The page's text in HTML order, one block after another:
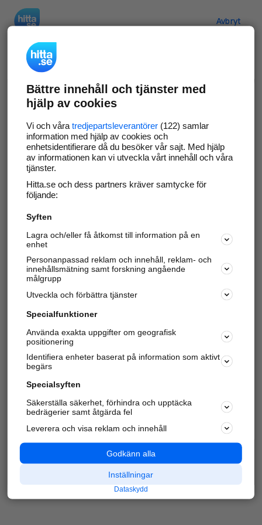
Avbryt
Verifiera ditt företag
Gör som 69 529företag
företagssida på hitta.se och syns bättre mot
kunder i ditt närområde. Helt kostnadsfritt.
Uppdatera din företagsinformation
Svara på och hantera dina omdömen
Har du redan verifierat ditt företag? Logga in
Varje vecka besöker du och4 miljoner
andra
härliga användare oss för att hitta rätt lokal
information om företag, privatpersoner och
platser.
Bättre innehåll och tjänster med
hjälp av cookies
Vi och våra tredjepartsleverantörer(122) samlar
information med hjälp av cookies och
enhetsidentifierare då du besöker vår sajt. Med hjälp
av informationen kan vi utveckla vårt innehåll och våra
tjänster.
Hitta.se och dess partners kräver samtycke för
följande:
Syften
Lagra och/eller få åtkomst till information på en
enhet
Personanpassad reklam och innehåll, reklam- och
innehållsmätning samt forskning angående
målgrupp
Utveckla och förbättra tjänster
Specialfunktioner
Använda exakta uppgifter om geografisk
positionering
Identifiera enheter baserat på information som aktivt
begärs
Specialsyften
Säkerställa säkerhet, förhindra och upptäcka
bedrägerier samt åtgärda fel
Leverera och visa reklam och innehåll
Godkänn alla
Inställningar
Dataskydd